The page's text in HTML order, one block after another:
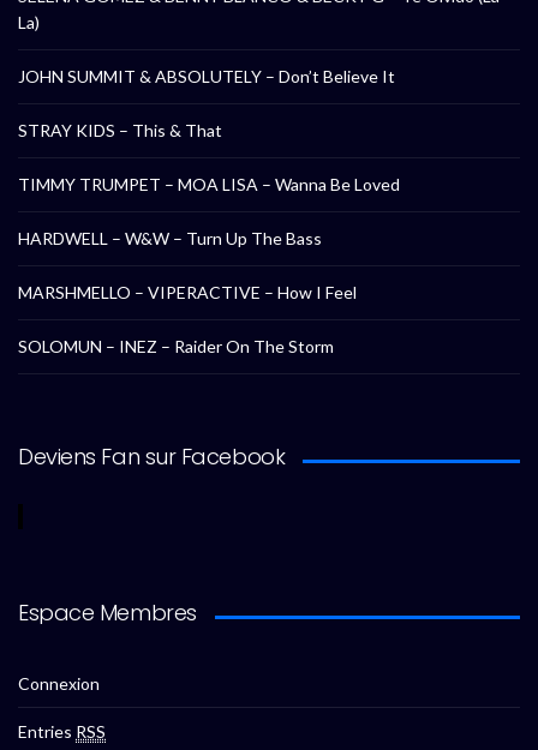
La)
JOHN SUMMIT & ABSOLUTELY – Don’t Believe It
STRAY KIDS – This & That
TIMMY TRUMPET – MOA LISA – Wanna Be Loved
HARDWELL – W&W – Turn Up The Bass
MARSHMELLO – VIPERACTIVE – How I Feel
SOLOMUN – INEZ – Raider On The Storm
Deviens Fan sur Facebook
Espace Membres
Connexion
Entries RSS